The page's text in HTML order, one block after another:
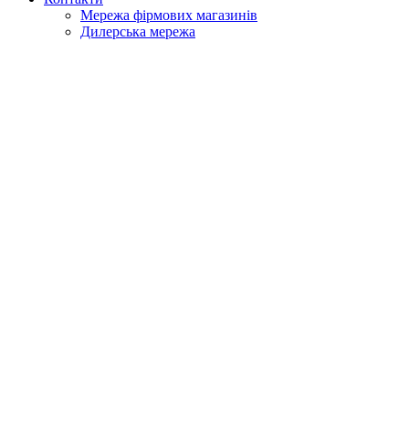
Мережа фірмових магазинів
Дилерська мережа